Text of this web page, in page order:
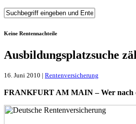
Keine Rentennachteile
Ausbildungsplatzsuche
16. Juni 2010 | Rentenversicherung
FRANKFURT AM MAIN – Wer nach